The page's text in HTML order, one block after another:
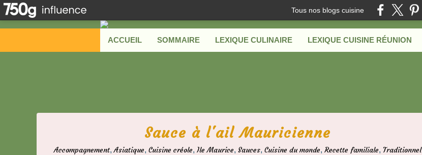
Tous nos blogs cuisine
ACCUEIL SOMMAIRE LEXIQUE CULINAIRE LEXIQUE CUISINE RÉUNION
Sauce à l'ail Mauricienne
Accompagnement,Asiatique, Cuisine créole, Ile Maurice, Sauces, Cuisine du monde, Recette familiale, Traditionnel